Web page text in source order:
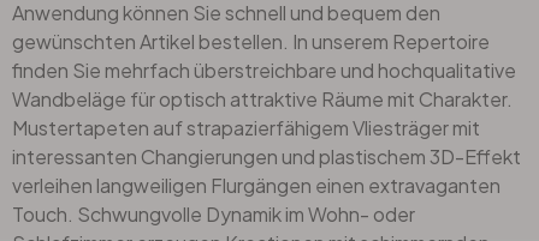
Anwendung können Sie schnell und bequem den
gewünschten Artikel bestellen. In unserem Repertoire
finden Sie mehrfach überstreichbare und hochqualitative
Wandbeläge für optisch attraktive Räume mit Charakter.
Mustertapeten auf strapazierfähigem Vliesträger mit
interessanten Changierungen und plastischem 3D-Effekt
verleihen langweiligen Flurgängen einen extravaganten
Touch. Schwungvolle Dynamik im Wohn- oder